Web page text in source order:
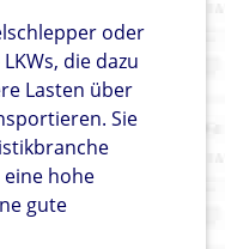
oder
die dazu
Lasten über
Sie
hohe
gute